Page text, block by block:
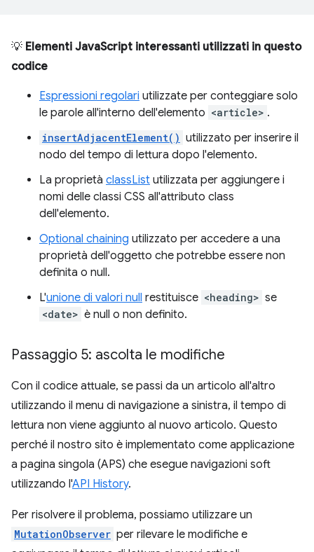
💡 Elementi JavaScript interessanti utilizzati in questo
codice
Espressioni regolari utilizzate per conteggiare solo
le parole all'interno dell'elemento <article> .
insertAdjacentElement() utilizzato per inserire il
nodo del tempo di lettura dopo l'elemento.
La proprietà classList utilizzata per aggiungere i
nomi delle classi CSS all'attributo class
dell'elemento.
Optional chaining utilizzato per accedere a una
proprietà dell'oggetto che potrebbe essere non
definita o null.
L'unione di valori null restituisce <heading> se
<date> è null o non definito.
Passaggio 5: ascolta le modifiche
Con il codice attuale, se passi da un articolo all'altro
utilizzando il menu di navigazione a sinistra, il tempo di
lettura non viene aggiunto al nuovo articolo. Questo
perché il nostro sito è implementato come applicazione
a pagina singola (APS) che esegue navigazioni soft
utilizzando l'API History.
Per risolvere il problema, possiamo utilizzare un
MutationObserver per rilevare le modifiche e